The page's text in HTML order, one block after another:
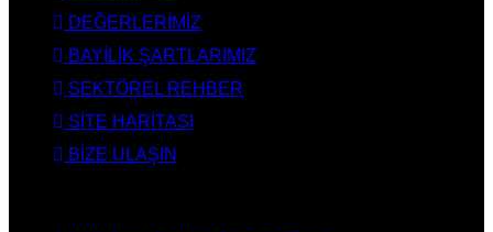
DEĞERLERİMİZ
BAYİLİK ŞARTLARIMIZ
SEKTÖREL REHBER
SİTE HARİTASI
BİZE ULAŞIN